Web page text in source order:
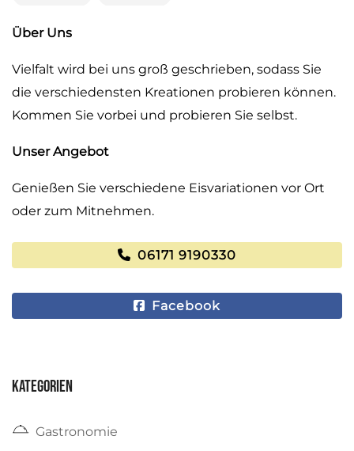
Über Uns
Vielfalt wird bei uns groß geschrieben, sodass Sie
die verschiedensten Kreationen probieren können.
Kommen Sie vorbei und probieren Sie selbst.
Unser Angebot
Genießen Sie verschiedene Eisvariationen vor Ort
oder zum Mitnehmen.
06171 9190330
Facebook
Kategorien
Gastronomie